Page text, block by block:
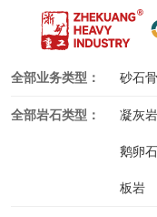
全部业务类型： 砂石
全部岩石类型： 凝灰岩
鹅卵石
板岩